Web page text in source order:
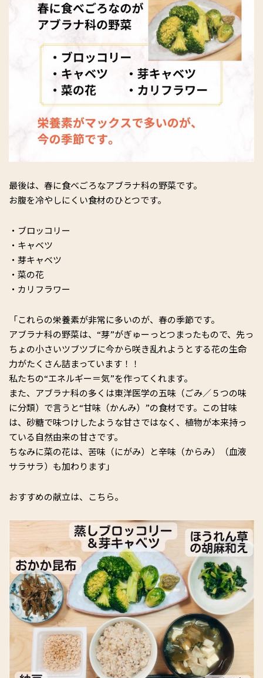
最後は、春に食べごろなアブラナ科の野菜です。
お腹を冷やしにくい食材のひとつです。
・ブロッコリー
・キャベツ
・芽キャベツ
・菜の花
・カリフラワー
「これらの栄養素が非常に多いのが、春の季節です。
アブラナ科の野菜は、“芽”がぎゅーっとつまったもので、先っ
ちょの小さいツブツブに今から咲き乱れようとする花の生命
力がたくさん詰まっています！！
私たちの“エネルギー＝気”を作ってくれます。
また、アブラナ科の多くは東洋医学の五味（ごみ／５つの味
に分類）で言うと“甘味（かんみ）”の食材です。この甘味
は、砂糖で味つけしたような甘さではなく、植物が本来持っ
ている自然由来の甘さです。
ちなみに菜の花は、苦味（にがみ）と辛味（からみ）（血液
サラサラ）も加わります」
おすすめの献立は、こちら。